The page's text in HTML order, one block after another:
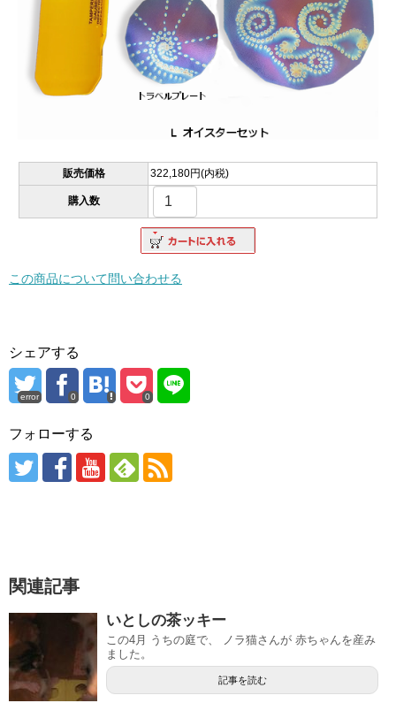
販売価格 322,180円(内税)
購入数
この商品について問い合わせる
シェアする
error 0 0
フォローする
関連記事
いとしの茶ッキー
この4月 うちの庭で、 ノラ猫さんが 赤ちゃんを産み
ました。
記事を読む